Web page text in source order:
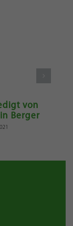
von
Berger